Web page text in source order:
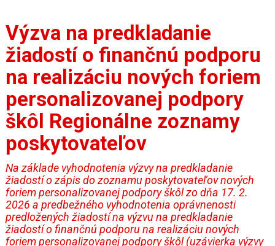
Výzva na predkladanie
žiadostí o finančnú podporu
na realizáciu nových foriem
personalizovanej podpory
škôl Regionálne zoznamy
poskytovateľov
Na základe vyhodnotenia výzvy na predkladanie
žiadostí o zápis do zoznamu poskytovateľov nových
foriem personalizovanej podpory škôl zo dňa 17. 2.
2026 a predbežného vyhodnotenia oprávnenosti
predložených žiadostí na výzvu na predkladanie
žiadostí o finančnú podporu na realizáciu nových
foriem personalizovanej podpory škôl (uzávierka výzvy